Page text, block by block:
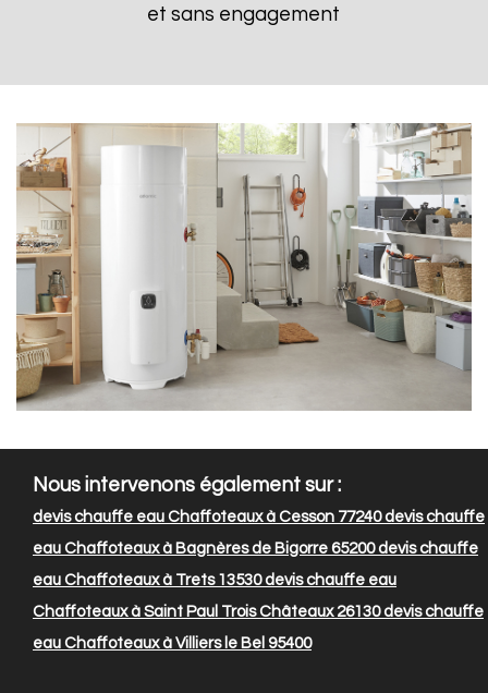
et sans engagement
Nous intervenons également sur :
devis chauffe eau Chaffoteaux à Cesson 77240devis chauffe
eau Chaffoteaux à Bagnères de Bigorre 65200devis chauffe
eau Chaffoteaux à Trets 13530devis chauffe eau
Chaffoteaux à Saint Paul Trois Châteaux 26130devis chauffe
eau Chaffoteaux à Villiers le Bel 95400